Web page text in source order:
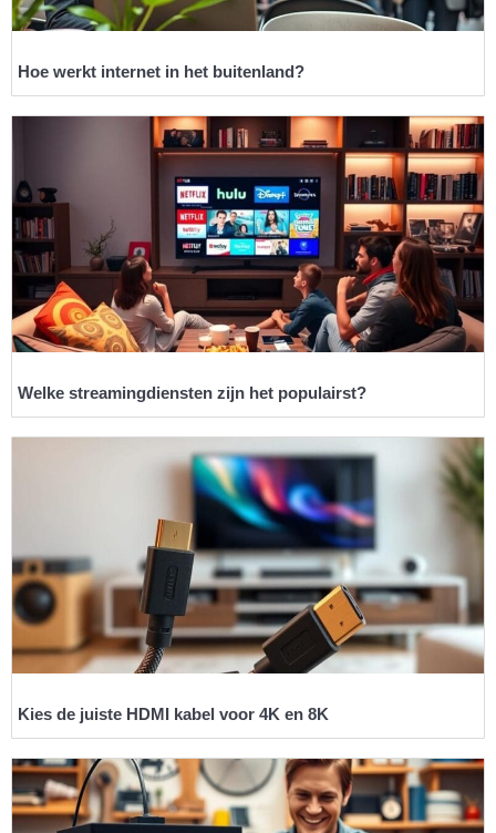
Hoe werkt internet in het buitenland?
Welke streamingdiensten zijn het populairst?
Kies de juiste HDMI kabel voor 4K en 8K